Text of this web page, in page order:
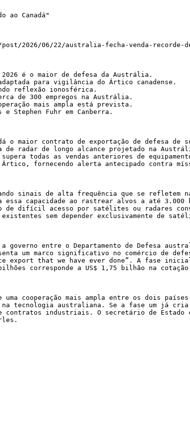
ao Canadá"
2026/06/22/australia-fecha-venda-recorde-
é o maior de defesa da Austrália.
para vigilância do Ártico canadense.
reflexão ionosférica.
de 300 empregos na Austrália.
mais ampla está prevista.
Stephen Fuhr em Canberra.
o maior contrato de exportação de defesa de
de radar de longo alcance projetado na
todas as vendas anteriores de
fornecendo alerta antecipado contra
sinais de alta frequência que se refletem
capacidade ao rastrear alvos a até 3.000
difícil acesso por satélites ou radares
sem depender exclusivamente de
a governo entre o Departamento de Defesa
um marco significativo no comércio de
that we have ever done”. A fase
corresponde a US$ 1,75 bilhão na
cooperação mais ampla entre os dois
na tecnologia australiana. Se a fase um já
contratos industriais. O secretário de Estado